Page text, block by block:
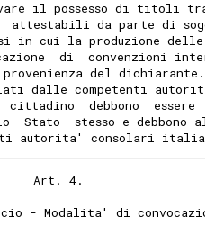
il possesso di titoli
da parte di
in cui la produzione delle
di  convenzioni
del
dalle competenti
debbono  essere
Stato  stesso e debbono
autorita' consolari
Art. 4.
- Modalita' di